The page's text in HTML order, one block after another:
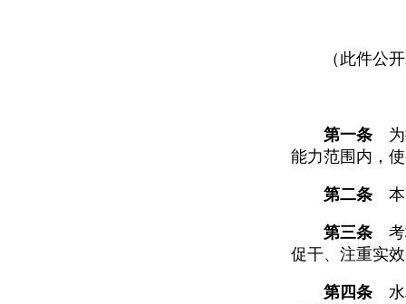
（此件公开
第一条为
能力范围内，
第二条本
第三条考
促干、注重实
第四条水